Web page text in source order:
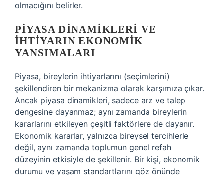
olmadığını belirler.
PIYASA DINAMIKLERI VE
İHTIYARIN EKONOMIK
YANSIMALARI
Piyasa, bireylerin ihtiyarlarını (seçimlerini)
şekillendiren bir mekanizma olarak karşımıza çıkar.
Ancak piyasa dinamikleri, sadece arz ve talep
dengesine dayanmaz; aynı zamanda bireylerin
kararlarını etkileyen çeşitli faktörlere de dayanır.
Ekonomik kararlar, yalnızca bireysel tercihlerle
değil, aynı zamanda toplumun genel refah
düzeyinin etkisiyle de şekillenir. Bir kişi, ekonomik
durumu ve yaşam standartlarını göz önünde